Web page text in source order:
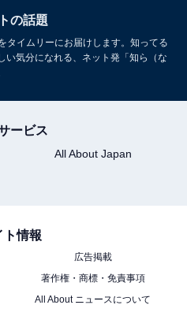
の話題
タイムリーにお届けします。知ってる
い気分になれる、ネット発「知ら（な
ービス
All About Japan
ト情報
広告掲載
著作権・商標・免責事項
All About ニュースについて